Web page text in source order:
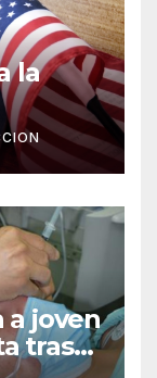
la
a joven
tras